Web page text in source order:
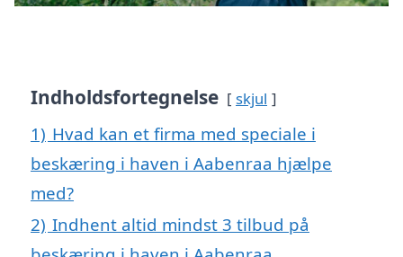
Indholdsfortegnelse skjul
1) Hvad kan et firma med speciale i
beskæring i haven i Aabenraa hjælpe
med?
2) Indhent altid mindst 3 tilbud på